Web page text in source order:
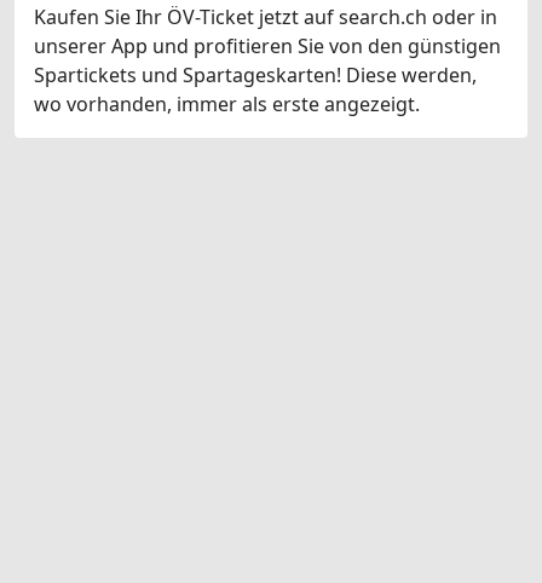
Kaufen Sie Ihr ÖV-Ticket jetzt auf search.ch oder in
unserer App und profitieren Sie von den günstigen
Spartickets und Spartageskarten! Diese werden,
wo vorhanden, immer als erste angezeigt.